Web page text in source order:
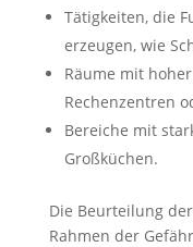
Tätigkeiten, die
erzeugen, wie
Räume mit
Rechenzentren
Bereiche mit
Großküchen.
Die Beurteilung
Rahmen der